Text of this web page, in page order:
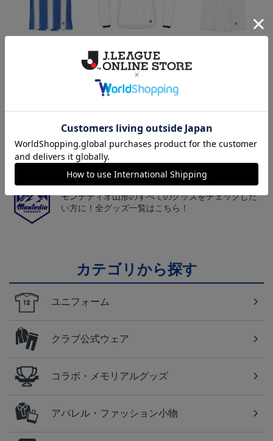
ニフォーム長袖（FP2n
d）
19,800円～24,860円
d）
チームマスコット「ディーオ」グッズは、サポータ
ーやファン必見！
山形
モンテディオ山形のすべてのグッズをチェックした
い方に！全グッズ一覧はこちら！
カテゴリから探す
ユニフォーム
クラブ公式ウェア
コラボ・メモリアルグッズ
アパレル・ファッション小物